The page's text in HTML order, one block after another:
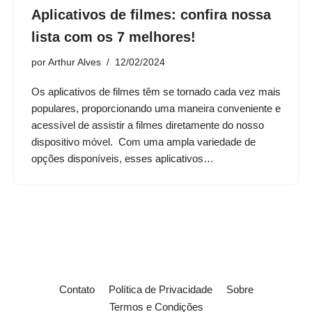
Aplicativos de filmes: confira nossa
lista com os 7 melhores!
por Arthur Alves 12/02/2024
Os aplicativos de filmes têm se tornado cada vez mais
populares, proporcionando uma maneira conveniente e
acessível de assistir a filmes diretamente do nosso
dispositivo móvel. Com uma ampla variedade de
opções disponíveis, esses aplicativos…
Contato Política de Privacidade
Sobre
Termos e Condições